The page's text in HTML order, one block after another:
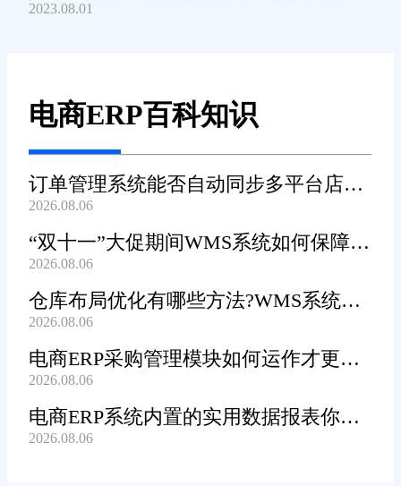
产品及服务能力》规范编制工作
2023.08.01
电商ERP百科知识
订单管理系统能否自动同步多平台店铺
订单?
2026.08.06
“双十一”大促期间WMS系统如何保障发
货效率?
2026.08.06
仓库布局优化有哪些方法?WMS系统能
辅助规划吗?
2026.08.06
电商ERP采购管理模块如何运作才更加
高效顺畅?
2026.08.06
电商ERP系统内置的实用数据报表你都
知道哪些?
2026.08.06